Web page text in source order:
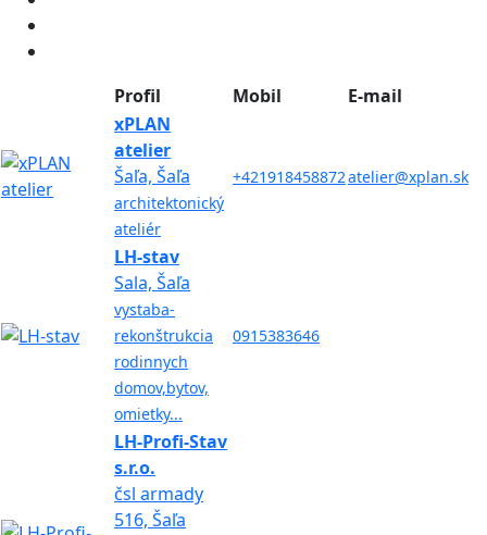
Profil Mobil
E-mail
xPLAN
atelier
Šaľa, Šaľa
architektonický
ateliér
+421918458872atelier@xplan.sk
LH-stav
Sala, Šaľa
vystaba-
rekonštrukcia
rodinnych
domov,bytov,
omietky...
0915383646
LH-Profi-Stav
s.r.o.
čsl armady
516, Šaľa